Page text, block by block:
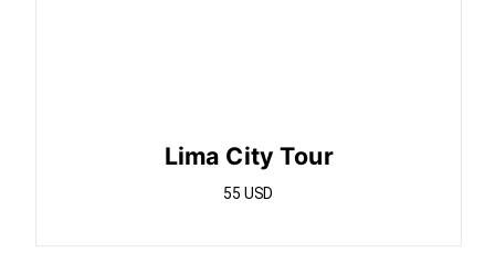
Lima City Tour
55 USD